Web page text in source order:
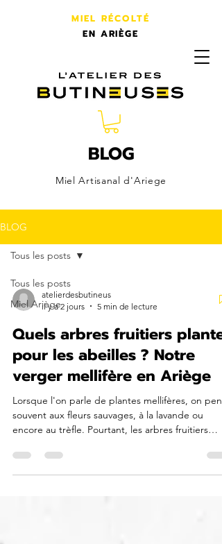
MIEL RÉCOLTÉ
EN ARIÈGE
L'atelier des butineuses
BLOG
Miel Artisanal d'Ariege
BLOG
Tous les posts
Miel Ariège
Tous les posts
atelierdesbutineus
il y a 2 jours
5 min de lecture
Quels arbres fruitiers planter
pour les abeilles ? Notre
verger mellifère en Ariège
Lorsque l'on parle de plantes mellifères, on
souvent aux fleurs sauvages, à la lavande ou
encore au trèfle. Pourtant, les arbres fruitiers
l'ensemble des pollinisateurs. Dans notre verger
en Ariège, nous avons fait le choix de planter de